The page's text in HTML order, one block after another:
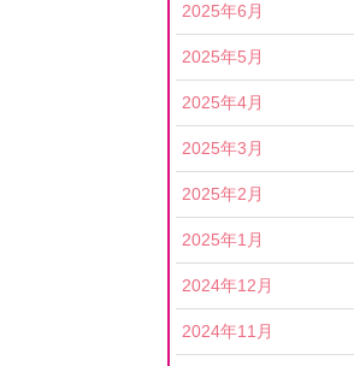
2025年6月
2025年5月
2025年4月
2025年3月
2025年2月
2025年1月
2024年12月
2024年11月